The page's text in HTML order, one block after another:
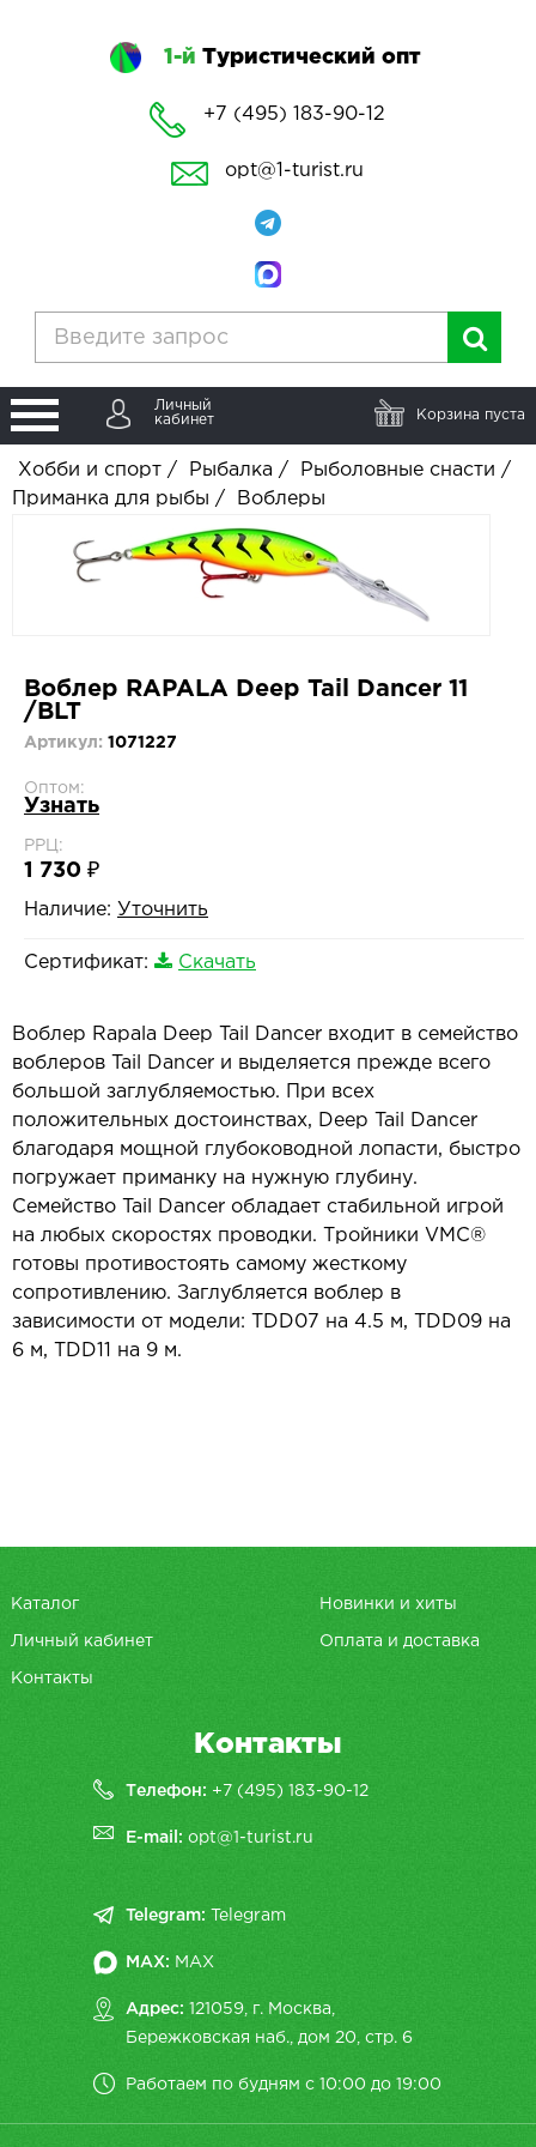
1-й Туристический опт
+7 (495) 183-90-12
opt@1-turist.ru
Личный
кабинет
Корзина пуста
Хобби и спорт / Рыбалка / Рыболовные снасти /
Приманка для рыбы / Воблеры
Воблер RAPALA Deep Tail Dancer 11
/BLT
Артикул: 1071227
Оптом:
Узнать
РРЦ:
1 730 ₽
Наличие: Уточнить
Сертификат: Скачать
Воблер Rapala Deep Tail Dancer входит в семейство
воблеров Tail Dancer и выделяется прежде всего
большой заглубляемостью. При всех
положительных достоинствах, Deep Tail Dancer
благодаря мощной глубоководной лопасти, быстро
погружает приманку на нужную глубину.
Семейство Tail Dancer обладает стабильной игрой
на любых скоростях проводки. Тройники VMC®
готовы противостоять самому жесткому
сопротивлению. Заглубляется воблер в
зависимости от модели: TDD07 на 4.5 м, TDD09 на
6 м, TDD11 на 9 м.
Каталог Новинки и хиты
Личный кабинет Оплата и доставка
Контакты
Контакты
Телефон: +7 (495) 183-90-12
E-mail:opt@1-turist.ru
Telegram: Telegram
MAX: MAX
Адрес: 121059, г. Москва,
Бережковская наб., дом 20, cтр. 6
Работаем по будням с 10:00 до 19:00